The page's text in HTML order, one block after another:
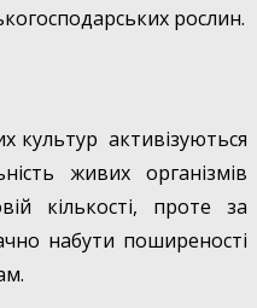
рослин.
культур активізуються
живих організмів
кількості, проте за
набути поширеності